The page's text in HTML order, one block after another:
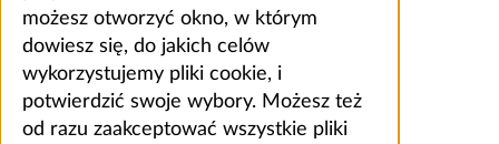
możesz otworzyć okno, w którym
dowiesz się, do jakich celów
wykorzystujemy pliki cookie, i
potwierdzić swoje wybory. Możesz też
od razu zaakceptować wszystkie pliki